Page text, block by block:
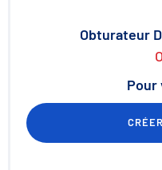
Obturateur